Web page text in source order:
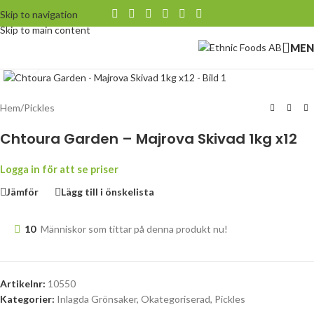
Skip to navigation
Skip to main content
Hem/Pickles
Chtoura Garden – Majrova Skivad 1kg x12
Logga in för att se priser
Jämför
Lägg till i önskelista
10 Människor som tittar på denna produkt nu!
Artikelnr: 10550
Kategorier: Inlagda Grönsaker, Okategoriserad, Pickles